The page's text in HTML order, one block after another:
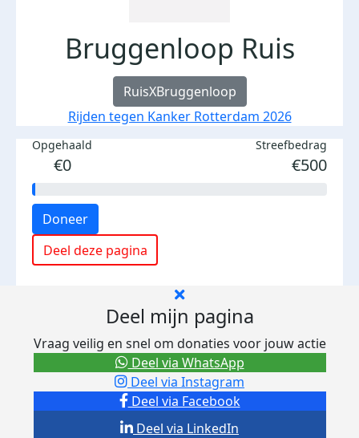
Bruggenloop Ruis
RuisXBruggenloop
Rijden tegen Kanker Rotterdam 2026
Opgehaald
€0
Streefbedrag
€500
Doneer
Deel deze pagina
Deel mijn pagina
Vraag veilig en snel om donaties voor jouw actie
Deel via Facebook
Deel via Instagram
Deel via LinkedIn
Deel via WhatsApp